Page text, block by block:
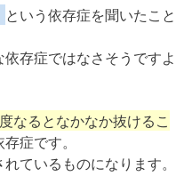
という依存症を聞いたこと
存症ではなさそうですよ
なるとなかなか抜けるこ
症です。
ているものになります。